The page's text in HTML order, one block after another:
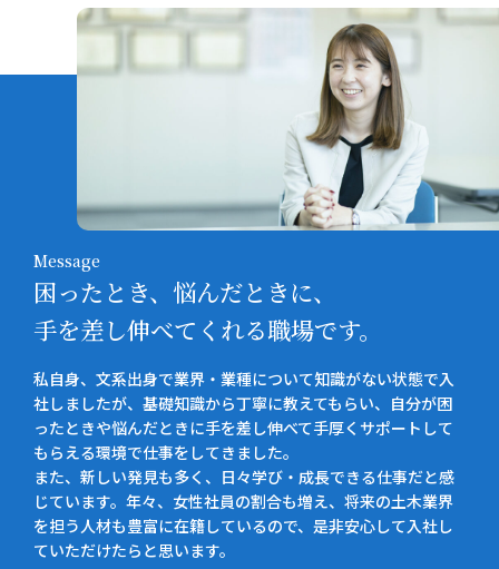
Message
困ったとき、悩んだときに、
手を差し伸べてくれる職場です。
私自身、文系出身で業界・業種について知識がない状態で入
社しましたが、基礎知識から丁寧に教えてもらい、自分が困
ったときや悩んだときに手を差し伸べて手厚くサポートして
もらえる環境で仕事をしてきました。
また、新しい発見も多く、日々学び・成長できる仕事だと感
じています。年々、女性社員の割合も増え、将来の土木業界
を担う人材も豊富に在籍しているので、是非安心して入社し
ていただけたらと思います。